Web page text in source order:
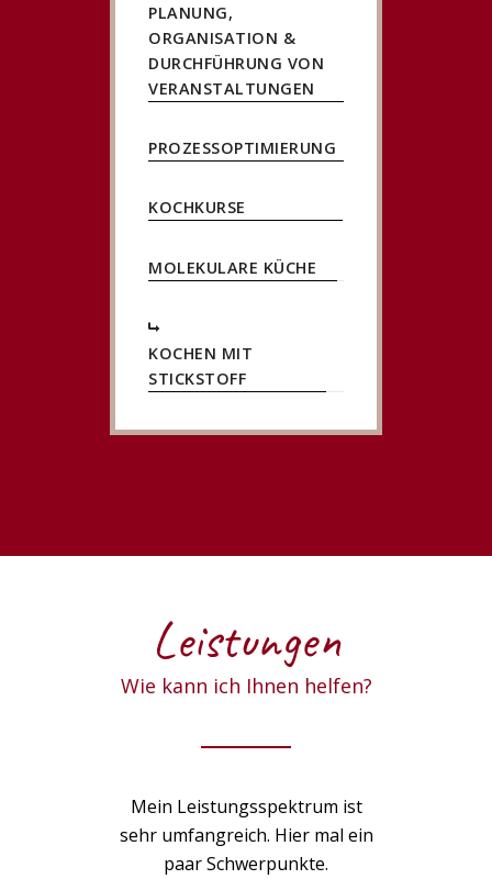
PLANUNG,
ORGANISATION &
DURCHFÜHRUNG VON
VERANSTALTUNGEN
PROZESSOPTIMIERUNG
KOCHKURSE
MOLEKULARE KÜCHE
KOCHEN MIT
STICKSTOFF
Leistungen
Wie kann ich Ihnen helfen?
Mein Leistungsspektrum ist
sehr umfangreich. Hier mal ein
paar Schwerpunkte.